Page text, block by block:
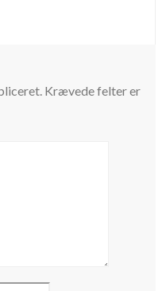
Krævede felter er